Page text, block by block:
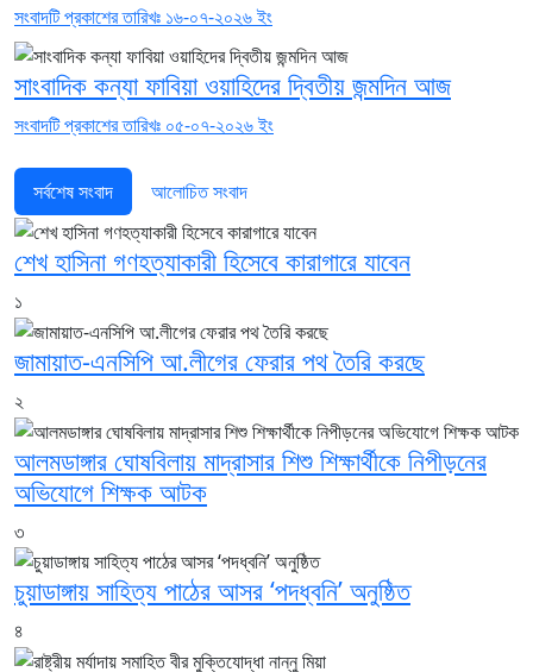
সংবাদটি প্রকাশের তারিখঃ ১৬-০৭-২০২৬ ইং
সাংবাদিক কন্যা ফাবিয়া ওয়াহিদের দ্বিতীয় জন্মদিন আজ
সংবাদটি প্রকাশের তারিখঃ ০৫-০৭-২০২৬ ইং
সর্বশেষ সংবাদ আলোচিত সংবাদ
শেখ হাসিনা গণহত্যাকারী হিসেবে কারাগারে যাবেন
১
জামায়াত-এনসিপি আ.লীগের ফেরার পথ তৈরি করছে
২
আলমডাঙ্গার ঘোষবিলায় মাদ্রাসার শিশু শিক্ষার্থীকে নিপীড়নের
অভিযোগে শিক্ষক আটক
৩
চুয়াডাঙ্গায় সাহিত্য পাঠের আসর ‘পদধ্বনি’ অনুষ্ঠিত
৪